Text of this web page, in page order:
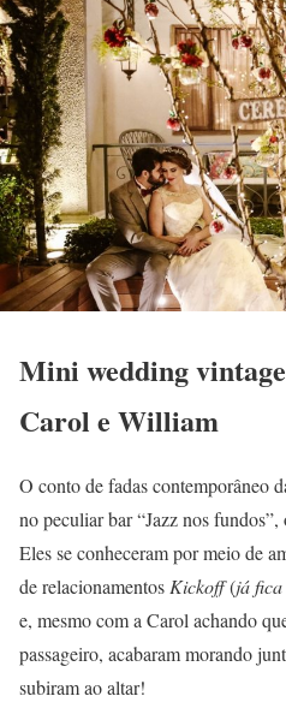
Mini wedding
Carol e William
O conto de fadas contemporâneo
no peculiar bar “Jazz nos
Eles se conheceram por meio de
de relacionamentosKickoff(já
e, mesmo com a Carol achando
passageiro, acabaram morando
subiram ao altar!